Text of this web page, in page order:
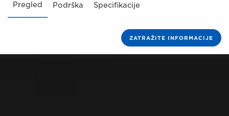
Pregled Podrška Specifikacije
ZATRAŽITE INFORMACIJE